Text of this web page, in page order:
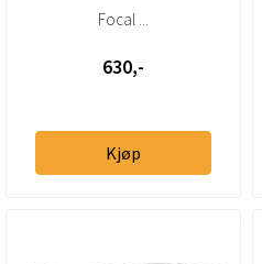
Focal ...
630,-
Kjøp